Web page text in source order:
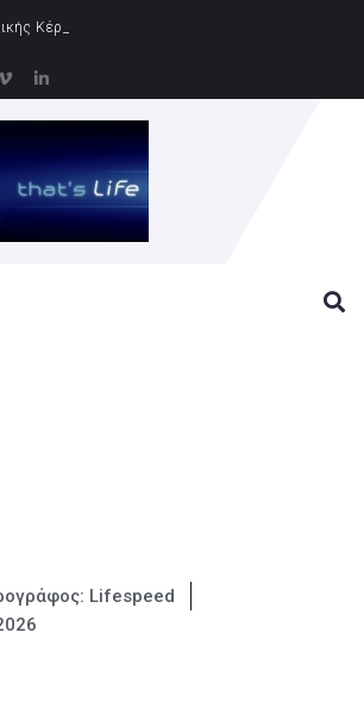
Κέρκυρας και Διαποντίων Νήσων
Lifespeed